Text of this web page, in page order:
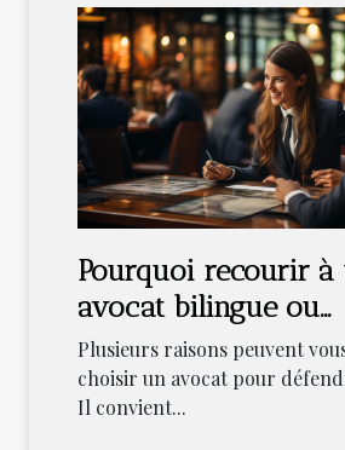
Pourquoi recourir à
avocat bilingue ou
multilingue ?
Plusieurs raisons peuvent
choisir un avocat pour
Il convient...